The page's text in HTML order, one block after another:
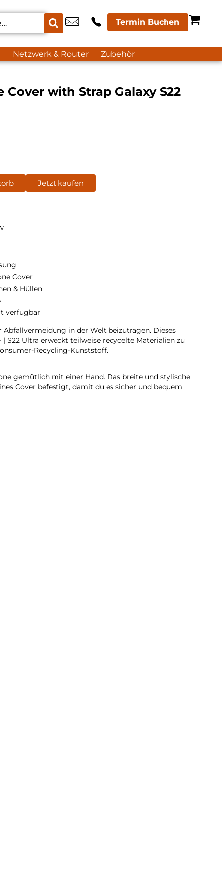
Termin Buchen
Netzwerk & Router Zubehör
Cover with Strap Galaxy S22
Jetzt kaufen
Cover
& Hüllen
verfügbar
Abfallvermeidung in der Welt beizutragen. Dieses
| S22 Ultra erweckt teilweise recycelte Materialien zu
Recycling-Kunststoff.
gemütlich mit einer Hand. Das breite und stylische
Cover befestigt, damit du es sicher und bequem